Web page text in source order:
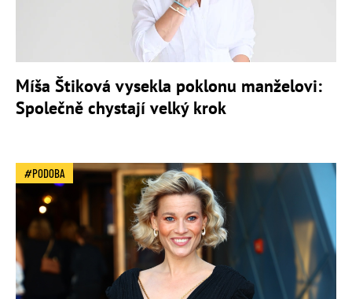
Míša Štiková vysekla poklonu manželovi:
Společně chystají velký krok
PODOBA